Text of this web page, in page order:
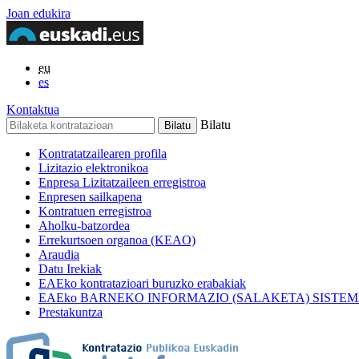
Joan edukira
eu
es
Kontaktua
Bilatu
Kontratatzailearen profila
Lizitazio elektronikoa
Enpresa Lizitatzaileen erregistroa
Enpresen sailkapena
Kontratuen erregistroa
Aholku-batzordea
Errekurtsoen organoa (KEAO)
Araudia
Datu Irekiak
EAEko kontratazioari buruzko erabakiak
EAEko BARNEKO INFORMAZIO (SALAKETA)
Prestakuntza